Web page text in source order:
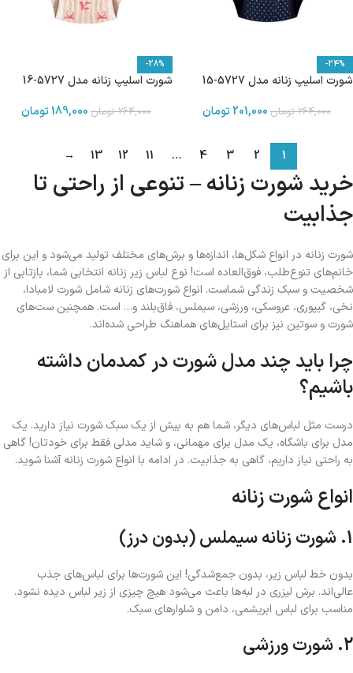
-24%
شورت اسلیپ زنانه مدل 5727-15
264,000 تومان 201,000تومان
-28%
شورت اسلیپ زنانه مدل 5727-16
264,000 تومان 189,000تومان
1
2
3
4
…
11
12
13
→
خرید شورت زنانه – تنوعی از راحتی تا
جذابیت
شورت زنانه در انواع شکل‌ها، اندازه‌ها و برش‌های مختلف تولید می‌شود و این برای
خانم‌های تنوع‌طلب، فوق‌العاده است! نوع لباس زیر زنانه انتخابی شما، بازتابی از
شخصیت و سبک زندگی شماست. انواع شورت‌های زنانه شامل شورت لامبادا،
نخی، گیپوری، عروسکی، ورزشی، سیملس، فاق‌بلند و… است. همچنین ست‌های
شورت و سوتین نیز برای استایل‌های هماهنگ طراحی شده‌اند.
چرا باید چند مدل شورت در کمدمان داشته
باشیم؟
درست مثل لباس‌های دیگر، شما هم به بیش از یک سبک شورت نیاز دارید. یک
مدل برای باشگاه، یک مدل برای مهمانی، و شاید مدلی فقط برای خودتان! گاهی
به راحتی نیاز داریم، گاهی به جذابیت. در ادامه با انواع شورت زنانه آشنا شوید.
انواع شورت زنانه
1. شورت زنانه سیملس (بدون درز)
بدون خط لباس زیر، بدون جمع‌شدگی! این شورت‌ها برای لباس‌های جذب
عالی‌اند. برش لیزری در لبه‌ها باعث می‌شود هیچ چیزی از زیر لباس دیده نشود.
مناسب برای لباس ابریشمی، دامن و شلوارهای سبک.
2. شورت ورزشی